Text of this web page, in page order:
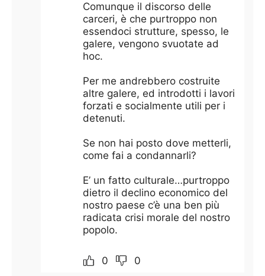
Comunque il discorso delle
carceri, è che purtroppo non
essendoci strutture, spesso, le
galere, vengono svuotate ad
hoc.
Per me andrebbero costruite
altre galere, ed introdotti i lavori
forzati e socialmente utili per i
detenuti.
Se non hai posto dove metterli,
come fai a condannarli?
E’ un fatto culturale…purtroppo
dietro il declino economico del
nostro paese c’è una ben più
radicata crisi morale del nostro
popolo.
0 0